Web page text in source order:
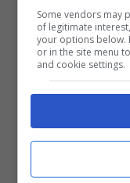
Carlos Sainz in
In particolare,
con altezze
Some vendors may
of legitimate
your options below.
or in the site menu
and cookie settings.